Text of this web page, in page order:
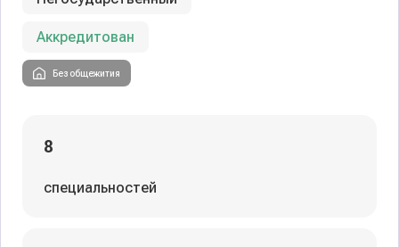
Аккредитован
Без общежития
8
специальностей